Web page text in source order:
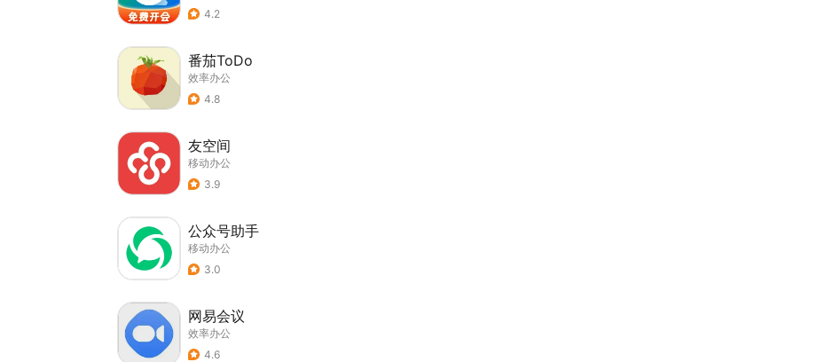
4.2
番茄ToDo
效率办公
4.8
友空间
移动办公
3.9
公众号助手
移动办公
3.0
网易会议
效率办公
4.6